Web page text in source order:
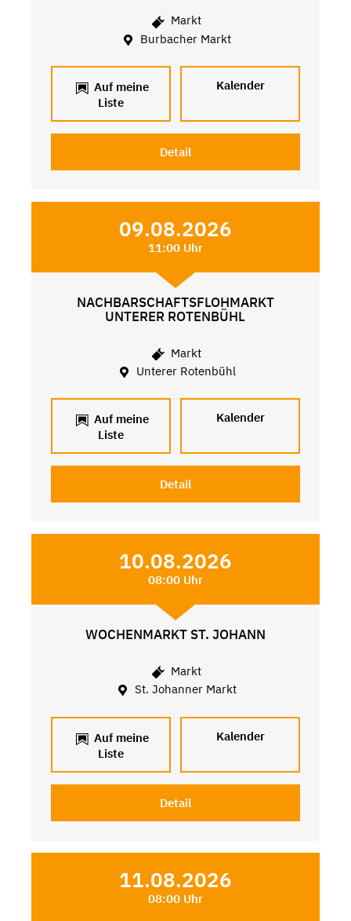
Markt
Burbacher Markt
Auf meine
Liste
Kalender
Detail
09.08.2026
11:00 Uhr
NACHBARSCHAFTSFLOHMARKT
UNTERER ROTENBÜHL
Markt
Unterer Rotenbühl
Auf meine
Liste
Kalender
Detail
10.08.2026
08:00 Uhr
WOCHENMARKT ST. JOHANN
Markt
St. Johanner Markt
Auf meine
Liste
Kalender
Detail
11.08.2026
08:00 Uhr